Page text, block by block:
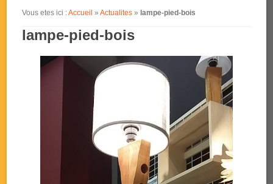
Vous etes ici :Accueil »Actualites » lampe-pied-bois
lampe-pied-bois